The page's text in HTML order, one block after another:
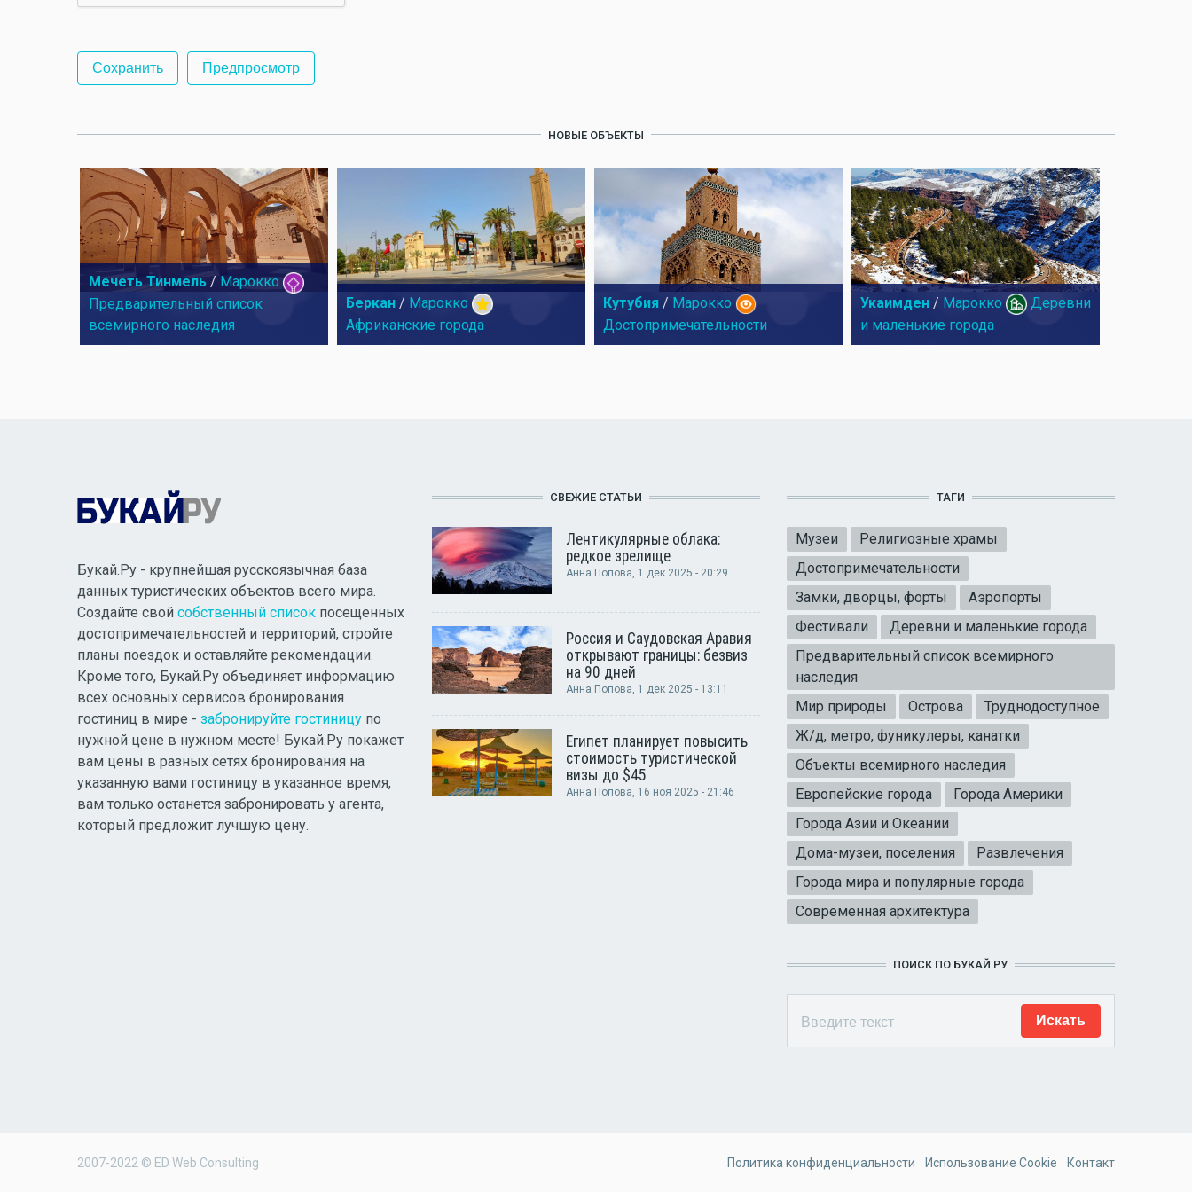
НОВЫЕ ОБЪЕКТЫ
Мечеть Тинмель / Марокко
Предварительный список
всемирного наследия
Беркан / Марокко
Африканские города
Кутубия / Марокко
Достопримечательности
Укаимден / Марокко
Деревни
и маленькие города
Букай.Ру - крупнейшая русскоязычная база
данных туристических объектов всего мира.
Создайте свой собственный список посещенных
достопримечательностей и территорий, стройте
планы поездок и оставляйте рекомендации.
Кроме того, Букай.Ру объединяет информацию
всех основных сервисов бронирования
гостиниц в мире - забронируйте гостиницу по
нужной цене в нужном месте! Букай.Ру покажет
вам цены в разных сетях бронирования на
указанную вами гостиницу в указанное время,
вам только останется забронировать у агента,
который предложит лучшую цену.
СВЕЖИЕ СТАТЬИ
Лентикулярные облака:
редкое зрелище
Анна Попова, 1 дек 2025 - 20:29
Россия и Саудовская Аравия
открывают границы: безвиз
на 90 дней
Анна Попова, 1 дек 2025 - 13:11
Египет планирует повысить
стоимость туристической
визы до $45
Анна Попова, 16 ноя 2025 - 21:46
ТАГИ
Музеи
Религиозные храмы
Достопримечательности
Замки, дворцы, форты
Аэропорты
Фестивали
Деревни и маленькие города
Предварительный список всемирного
наследия
Мир природы
Острова
Труднодоступное
Ж/д, метро, фуникулеры, канатки
Объекты всемирного наследия
Европейские города
Города Америки
Города Азии и Океании
Дома-музеи, поселения
Развлечения
Города мира и популярные города
Современная архитектура
ПОИСК ПО БУКАЙ.РУ
2007-2022 © ED Web Consulting Политика конфиденциальности Использование Cookie Контакт